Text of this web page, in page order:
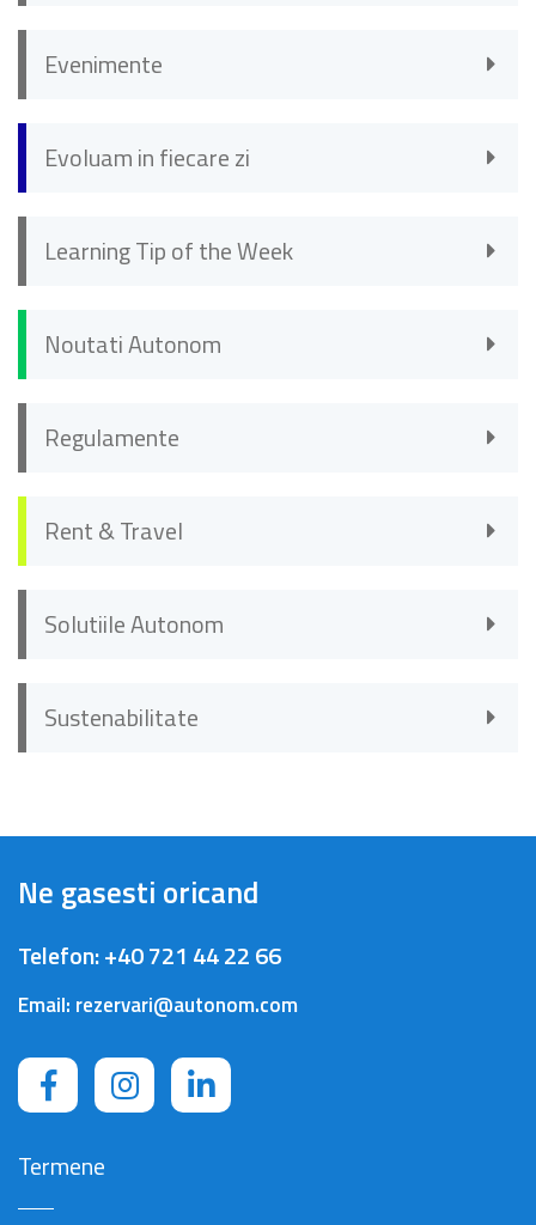
Evenimente
Evoluam in fiecare zi
Learning Tip of the Week
Noutati Autonom
Regulamente
Rent & Travel
Solutiile Autonom
Sustenabilitate
Ne gasesti oricand
Telefon:+40 721 44 22 66
Email: rezervari@autonom.com
Termene